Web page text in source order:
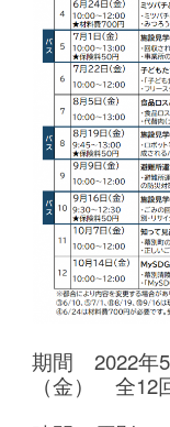
期間 2022年5
（金） 全12